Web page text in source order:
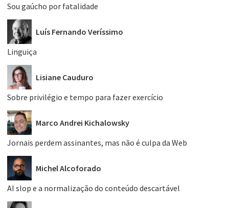
Sou gaúcho por fatalidade
Luís Fernando Veríssimo
Linguiça
Lisiane Cauduro
Sobre privilégio e tempo para fazer exercício
Marco Andrei Kichalowsky
Jornais perdem assinantes, mas não é culpa da Web
Michel Alcoforado
AI slop e a normalização do conteúdo descartável